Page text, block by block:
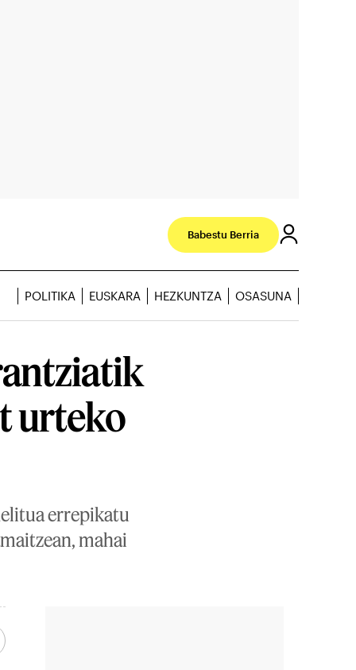
Babestu Berria
POLITIKA EUSKARA HEZKUNTZA OSASUNA
urteko
errepikatu
mahai